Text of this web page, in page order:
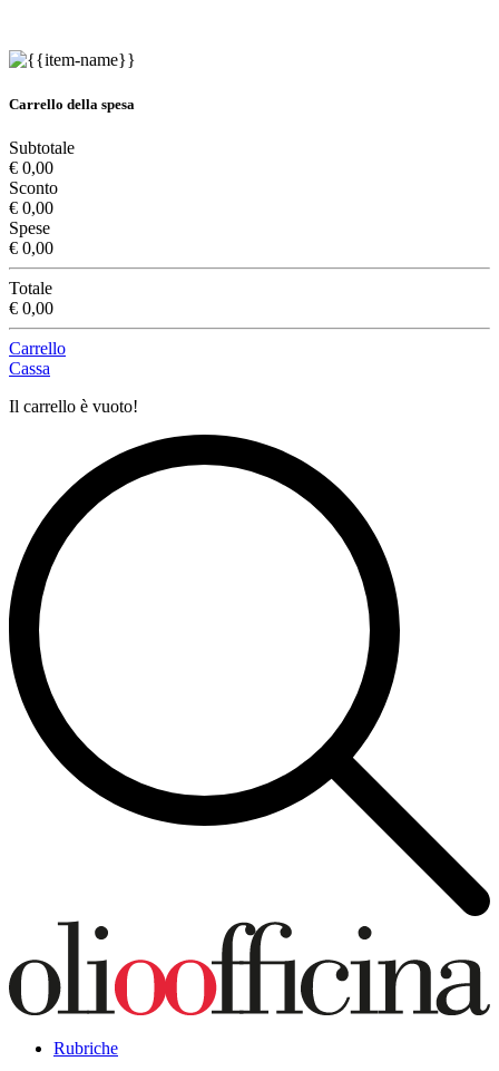
Carrello della spesa
Subtotale
€ 0,00
Sconto
€ 0,00
Spese
€ 0,00
Totale
€ 0,00
Carrello
Cassa
Il carrello è vuoto!
Rubriche